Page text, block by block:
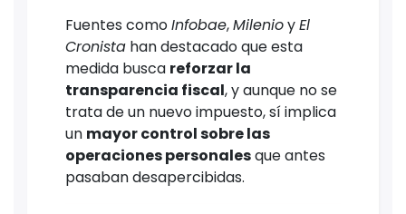
Fuentes comoInfobae,MilenioyEl
Cronista han destacado que esta
medida busca reforzar la
transparencia fiscal, y aunque no se
trata de un nuevo impuesto, sí implica
un mayor control sobre las
operaciones personalesque antes
pasaban desapercibidas.